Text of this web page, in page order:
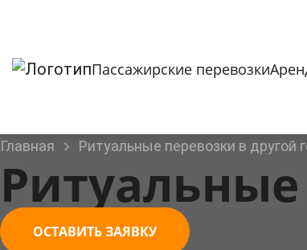
Пассажирские перевозки
Главная Ритуальные перевозки в другой
ОСТАВИТЬ ЗАЯВКУ